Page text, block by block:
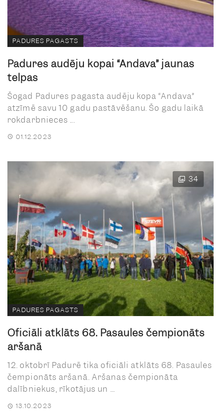
PADURES PAGASTS
Padures audēju kopai “Andava” jaunas
telpas
Šogad Padures pagasta audēju kopa “Andava”
atzīmē savu 10 gadu pastāvēšanu. Šo gadu laikā
rokdarbnieces ...
01.12.2023
34
PADURES PAGASTS
Oficiāli atklāts 68. Pasaules čempionāts
aršanā
12. oktobrī Padurē tika oficiāli atklāts 68. Pasaules
čempionāts aršanā. Aršanas čempionāta
dalībniekus, rīkotājus un ...
13.10.2023